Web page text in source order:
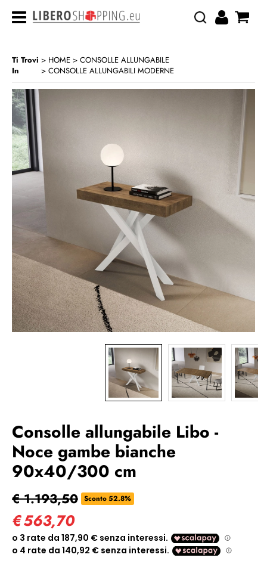
CATEGORIA: HOME> CONSOLLE ALLUNGABILE> CONSOLLE ALLUNGABILI MODERNE
Ti Trovi
In
HOME
CONSOLLE ALLUNGABILE
CONSOLLE ALLUNGABILI MODERNE
Consolle allungabile Libo -
Noce gambe bianche
90x40/300 cm
€ 1.193,50 Sconto 52.8%
€563,70